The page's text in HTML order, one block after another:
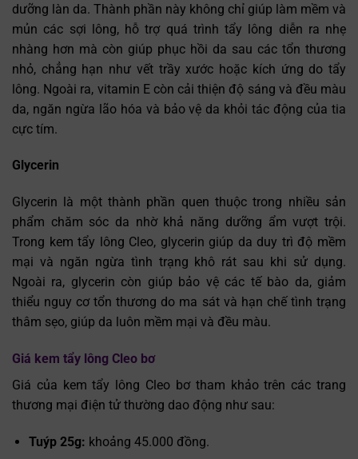
dưỡng làn da. Thành phần này không chỉ giúp làm mềm và
mủn các sợi lông, hỗ trợ quá trình tẩy lông diễn ra nhẹ
nhàng hơn mà còn giúp phục hồi da sau các tổn thương
nhỏ, chẳng hạn như vết trầy xước hoặc kích ứng do tẩy
lông. Ngoài ra, vitamin E còn cải thiện độ sáng và đều màu
da, ngăn ngừa lão hóa và bảo vệ da khỏi tác động của tia
cực tím.
Glycerin
Glycerin là một thành phần quen thuộc trong nhiều sản
phẩm chăm sóc da nhờ khả năng dưỡng ẩm vượt trội.
Trong kem tẩy lông Cleo, glycerin giúp da duy trì độ mềm
mại và ngăn ngừa tình trạng khô rát sau khi sử dụng.
Ngoài ra, glycerin còn giúp bảo vệ các tế bào da, giảm
thiểu nguy cơ tổn thương do ma sát và hạn chế tình trạng
thâm sẹo, giúp da luôn mềm mại và đều màu.
Giá kem tẩy lông Cleo bơ
Giá của kem tẩy lông Cleo bơ tham khảo trên các trang
thương mại điện tử thường dao động như sau:
Tuýp 25g: khoảng 45.000 đồng.